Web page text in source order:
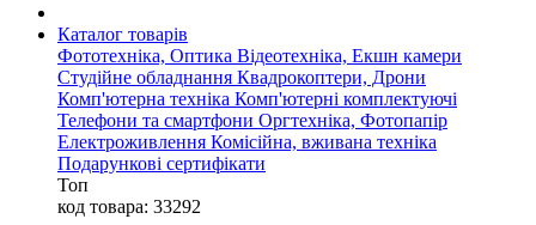
Каталог товарів
Фототехніка, Оптика Відеотехніка, Екшн камери
Студійне обладнання Квадрокоптери, Дрони
Комп'ютерна техніка Комп'ютерні комплектуючі
Телефони та смартфони Оргтехніка, Фотопапір
Електроживлення Комісійна, вживана техніка
Подарункові сертифікати
Топ
код товара: 33292